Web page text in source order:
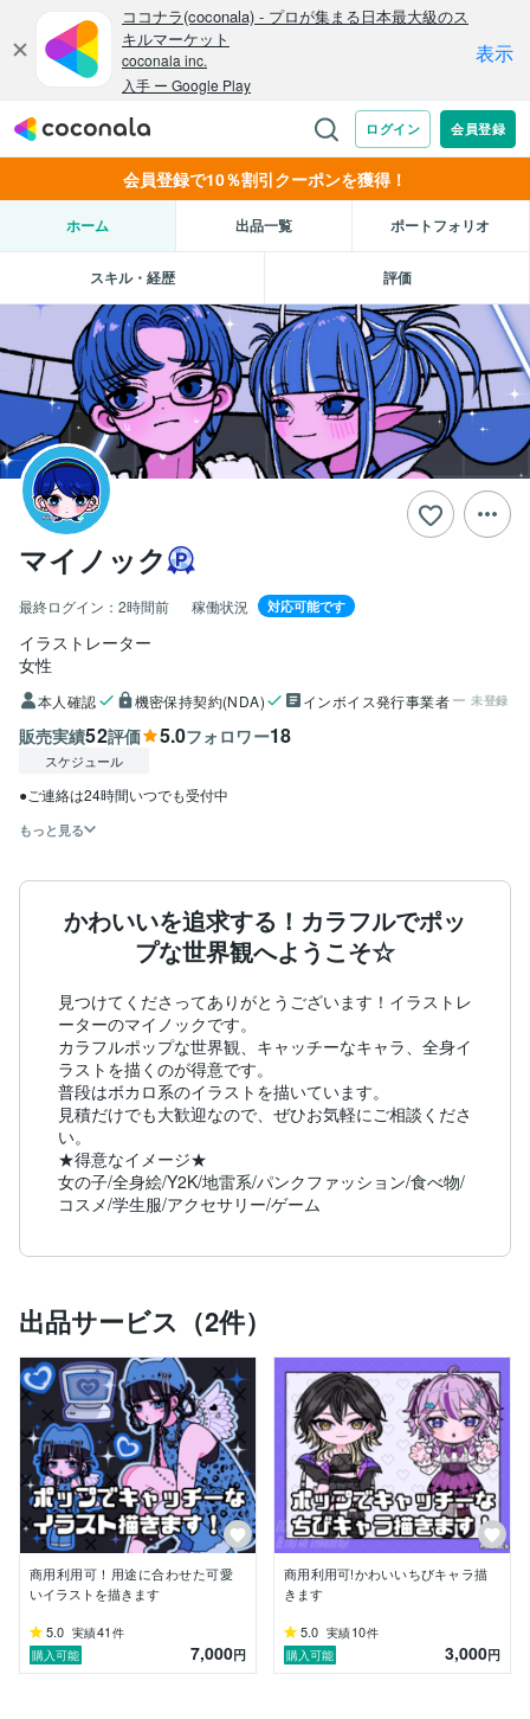
会員登録で10％割引クーポンを獲得！
ホーム 出品一覧 ポートフォリオ
スキル・経歴 評価
マイノック
最終ログイン： 2時間前 稼働状況 対応可能です
イラストレーター
女性
本人確認 機密保持契約(NDA) インボイス発行事業者 未登録
販売実績52評価 5.0フォロワー18
スケジュール
●ご連絡は24時間いつでも受付中
もっと見る
かわいいを追求する！カラフルでポッ
プな世界観へようこそ☆
見つけてくださってありがとうございます！イラストレ
ーターのマイノックです。
カラフルポップな世界観、キャッチーなキャラ、全身イ
ラストを描くのが得意です。
普段はボカロ系のイラストを描いています。
見積だけでも大歓迎なので、ぜひお気軽にご相談くださ
い。
★得意なイメージ★
女の子/全身絵/Y2K/地雷系/パンクファッション/食べ物/
コスメ/学生服/アクセサリー/ゲーム
出品サービス（2件）
商用利用可！用途に合わせた可愛
いイラストを描きます
5.0 実績41 件
購入可能
7,000円
商用利用可!かわいいちびキャラ描
きます
5.0 実績10件
購入可能
3,000円